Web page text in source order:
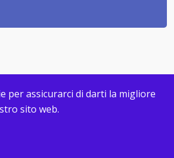
2026. DESIGN &
per assicurarci di darti la migliore
sito web.